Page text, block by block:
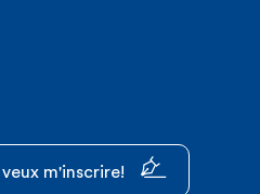
m'inscrire!